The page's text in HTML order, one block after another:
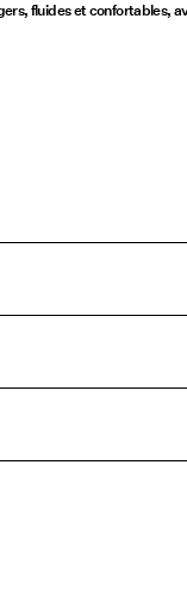
fluides et confortables,